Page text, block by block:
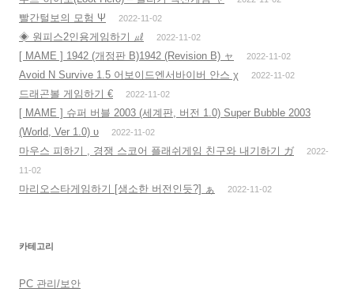
빨간털보의 모험 Ψ 2022-11-02
◈ 원피스2인용게임하기 ㎕ 2022-11-02
[ MAME ] 1942 (개정판 B)1942 (Revision B) ャ 2022-11-02
Avoid N Survive 1.5 어보이드엔서바이버 안스 χ 2022-11-02
드래곤볼 게임하기 € 2022-11-02
[ MAME ] 슈퍼 버블 2003 (세계판, 버전 1.0) Super Bubble 2003
(World, Ver 1.0) υ
2022-11-02
마우스 피하기 , 경쟁 스코어 플래쉬게임 친구와 내기하기 ガ
2022-
11-02
마리오스타게임하기 [생소한 버전인듯?] ぁ 2022-11-02
카테고리
PC 관리/보안